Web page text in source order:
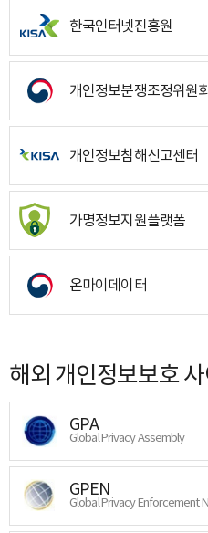
한국인터넷진흥원
개인정보분쟁조정위원
개인정보침해신고센터
가명정보지원플랫폼
온마이데이터
해외 개인정보보호
GPA
Global Privacy Assembly
GPEN
Global Privacy Enforcement